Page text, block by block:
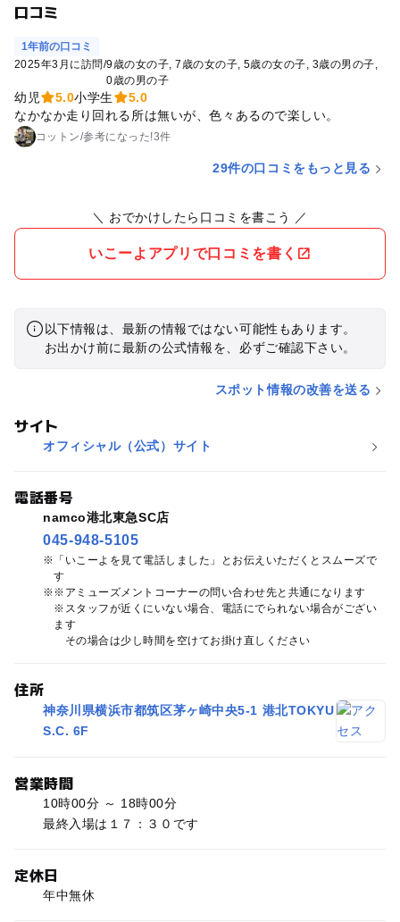
口コミ
1年前の口コミ
2025年3月に訪問/9歳の女の子 7歳の女の子 5歳の女の子 3歳の男の子
0歳の男の子
幼児 5.0小学生
5.0
なかなか走り回れる所は無いが、色々あるので楽しい。
コットン/参考に なった!3件
29件の口コミをもっと見る
＼ おでかけしたら口コミを書こう ／
いこーよアプリで口コミを書く
以下情報は、最新の情報ではない可能性もあります。
お出かけ前に最新の公式情報を、必ずご確認下さい。
スポット情報の改善を送る
サイト
オフィシャル（公式）サイト
電話番号
namco港北東急SC店
045-948-5105
「いこーよを見て電話しました」とお伝えいただくとスムーズで
す
※アミューズメントコーナーの問い合わせ先と共通になります
※スタッフが近くにいない場合、電話にでられない場合がござい
ます
その場合は少し時間を空けてお掛け直しください
住所
神奈川県横浜市都筑区茅ヶ崎中央5-1 港北TOKYU
S.C. 6F
営業時間
10時00分 ～ 18時00分
最終入場は１７：３０です
定休日
年中無休